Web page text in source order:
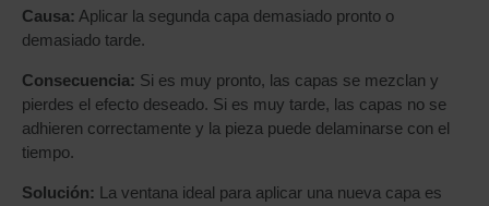
Causa: Aplicar la segunda capa demasiado pronto o
demasiado tarde.
Consecuencia: Si es muy pronto, las capas se mezclan y
pierdes el efecto deseado. Si es muy tarde, las capas no se
adhieren correctamente y la pieza puede delaminarse con el
tiempo.
Solución: La ventana ideal para aplicar una nueva capa es